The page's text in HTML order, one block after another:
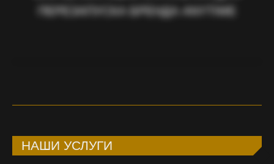
ПЕРЕЗАПУСКА БРЕНДА ANYTIME
НАШИ УСЛУГИ